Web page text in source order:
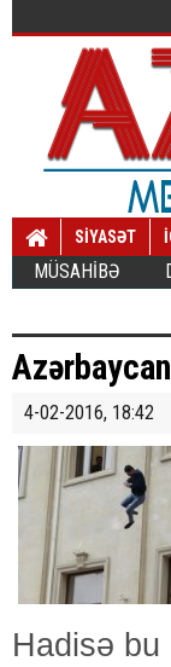
SİYASƏT
MÜSAHİBƏ
4-02-2016, 18:42
Hadisə